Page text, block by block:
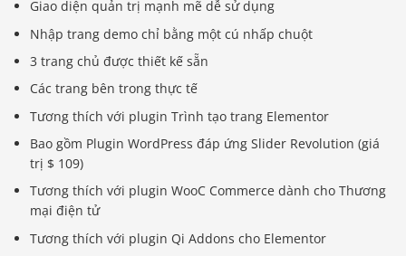
Giao diện quản trị mạnh mẽ dễ sử dụng
Nhập trang demo chỉ bằng một cú nhấp chuột
3 trang chủ được thiết kế sẵn
Các trang bên trong thực tế
Tương thích với plugin Trình tạo trang Elementor
Bao gồm Plugin WordPress đáp ứng Slider Revolution (giá
trị $ 109)
Tương thích với plugin WooC Commerce dành cho Thương
mại điện tử
Tương thích với plugin Qi Addons cho Elementor